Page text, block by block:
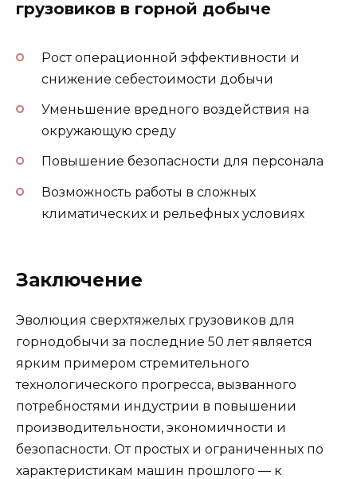
грузовиков в горной добыче
Рост операционной эффективности и
снижение себестоимости добычи
Уменьшение вредного воздействия на
окружающую среду
Повышение безопасности для персонала
Возможность работы в сложных
климатических и рельефных условиях
Заключение
Эволюция сверхтяжелых грузовиков для
горнодобычи за последние 50 лет является
ярким примером стремительного
технологического прогресса, вызванного
потребностями индустрии в повышении
производительности, экономичности и
безопасности. От простых и ограниченных по
характеристикам машин прошлого — к